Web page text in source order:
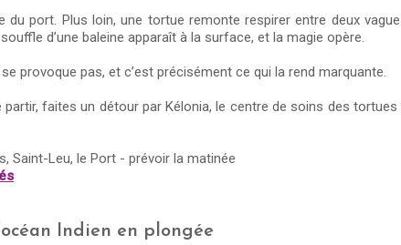
port. Plus loin, une tortue remonte respirer entre deux
d’une baleine apparaît à la surface, et la magie opère.
provoque pas, et c’est précisément ce qui la rend marquante.
faites un détour par Kélonia, le centre de soins des
Saint-Leu, le Port - prévoir la matinée
Indien en plongée